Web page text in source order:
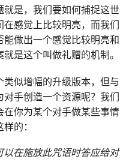
是，我们要如何捕捉这世
感觉上比较明亮，而我们
做出一个感觉比较明亮和
是这个叫做礼赠的机制。
似增幅的升级版本，但与
手创造一个资源呢？我们
你为某个对手做某些事情
的：
以在施放此咒语时答应给对